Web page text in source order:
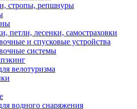
стропы, репшнуры
петли, лесенки, самостраховки
и спусковые устройства
системы
велотуризма
водного снаряжения